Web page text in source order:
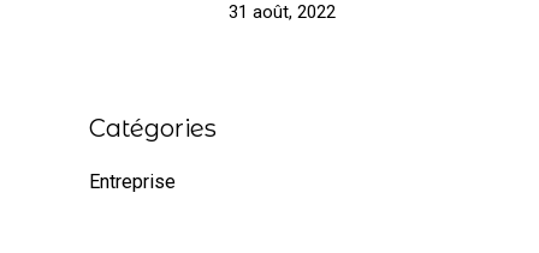
31 août, 2022
Catégories
Entreprise